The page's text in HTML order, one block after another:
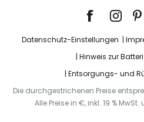
Datenschutz-Einstellungen
Hinweis zur
Entsorgungs- und
Die durchgestrichenen Preise
Alle Preise in €, inkl. 19 %